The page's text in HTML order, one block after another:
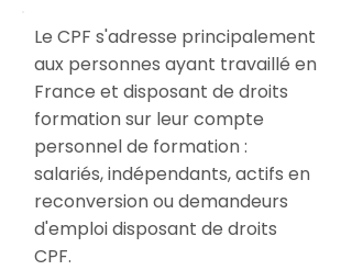
Le CPF s'adresse principalement
aux personnes ayant travaillé en
France et disposant de droits
formation sur leur compte
personnel de formation :
salariés, indépendants, actifs en
reconversion ou demandeurs
d'emploi disposant de droits
CPF.